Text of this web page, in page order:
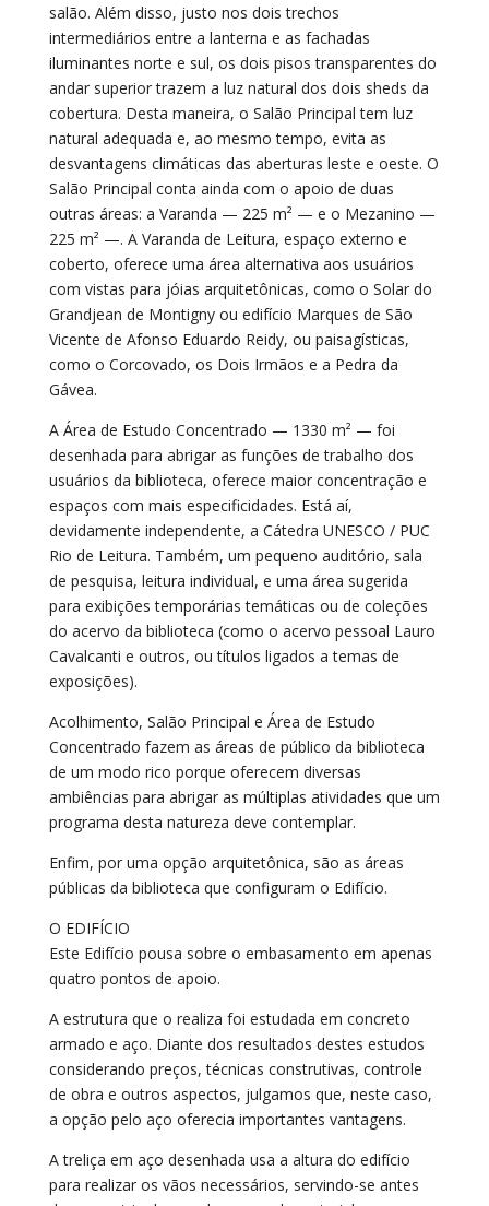
salão. Além disso, justo nos dois trechos
intermediários entre a lanterna e as fachadas
iluminantes norte e sul, os dois pisos transparentes do
andar superior trazem a luz natural dos dois sheds da
cobertura. Desta maneira, o Salão Principal tem luz
natural adequada e, ao mesmo tempo, evita as
desvantagens climáticas das aberturas leste e oeste. O
Salão Principal conta ainda com o apoio de duas
outras áreas: a Varanda — 225 m² — e o Mezanino —
225 m² —. A Varanda de Leitura, espaço externo e
coberto, oferece uma área alternativa aos usuários
com vistas para jóias arquitetônicas, como o Solar do
Grandjean de Montigny ou edifício Marques de São
Vicente de Afonso Eduardo Reidy, ou paisagísticas,
como o Corcovado, os Dois Irmãos e a Pedra da
Gávea.
A Área de Estudo Concentrado — 1330 m² — foi
desenhada para abrigar as funções de trabalho dos
usuários da biblioteca, oferece maior concentração e
espaços com mais especificidades. Está aí,
devidamente independente, a Cátedra UNESCO / PUC
Rio de Leitura. Também, um pequeno auditório, sala
de pesquisa, leitura individual, e uma área sugerida
para exibições temporárias temáticas ou de coleções
do acervo da biblioteca (como o acervo pessoal Lauro
Cavalcanti e outros, ou títulos ligados a temas de
exposições).
Acolhimento, Salão Principal e Área de Estudo
Concentrado fazem as áreas de público da biblioteca
de um modo rico porque oferecem diversas
ambiências para abrigar as múltiplas atividades que um
programa desta natureza deve contemplar.
Enfim, por uma opção arquitetônica, são as áreas
públicas da biblioteca que configuram o Edifício.
O EDIFÍCIO
Este Edifício pousa sobre o embasamento em apenas
quatro pontos de apoio.
A estrutura que o realiza foi estudada em concreto
armado e aço. Diante dos resultados destes estudos
considerando preços, técnicas construtivas, controle
de obra e outros aspectos, julgamos que, neste caso,
a opção pelo aço oferecia importantes vantagens.
A treliça em aço desenhada usa a altura do edifício
para realizar os vãos necessários, servindo-se antes